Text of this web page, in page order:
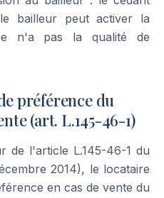
bailleur peut activer la
n'a pas la qualité de
préférence du
(art. L.145-46-1)
de l'article L.145-46-1 du
2014), le locataire
en cas de vente du